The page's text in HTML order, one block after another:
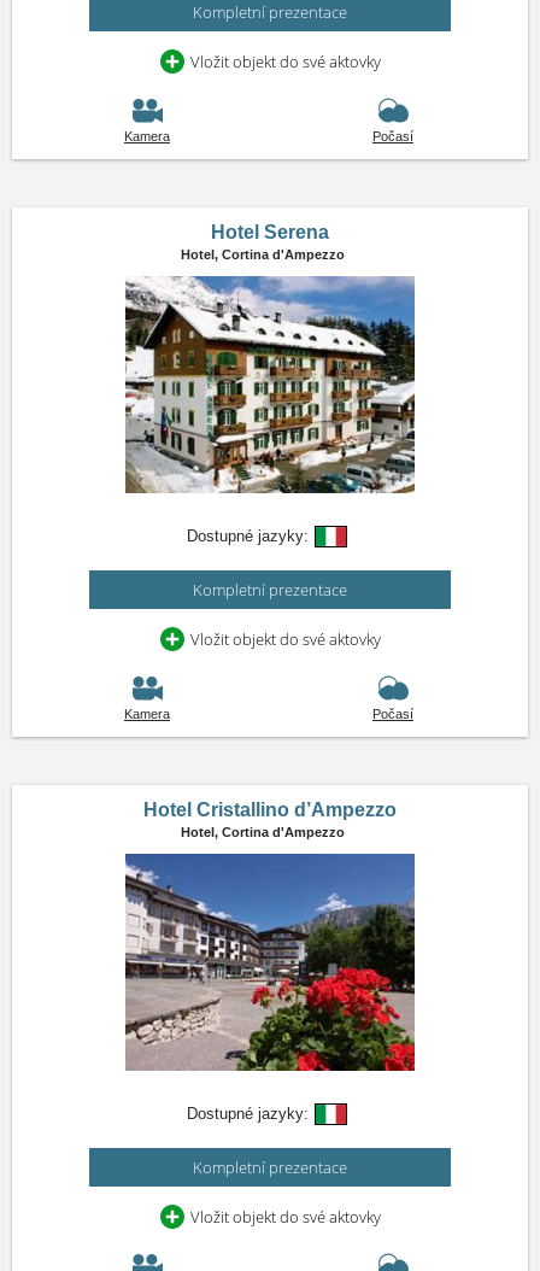
Kompletní prezentace
Vložit objekt do své aktovky
Kamera Počasí
Hotel Serena
Hotel, Cortina d'Ampezzo
Dostupné jazyky:
Kompletní prezentace
Vložit objekt do své aktovky
Kamera Počasí
Hotel Cristallino d’Ampezzo
Hotel, Cortina d'Ampezzo
Dostupné jazyky:
Kompletní prezentace
Vložit objekt do své aktovky